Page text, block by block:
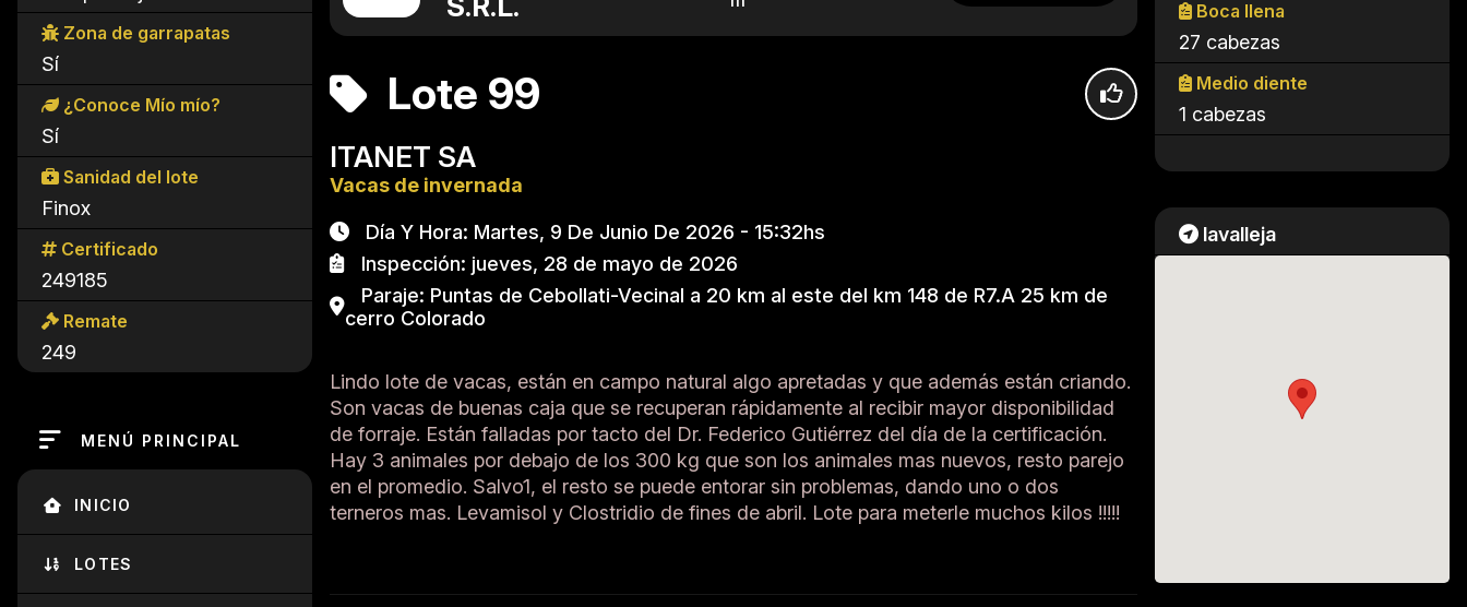
Zona de garrapatas
Sí
¿Conoce Mío mío?
Sí
Sanidad del lote
Finox
Certificado
249185
Remate
249
MENÚ PRINCIPAL
INICIO
LOTES
Boca llena
27 cabezas
Medio diente
1 cabezas
lavalleja
Lote 99
ITANET SA
Vacas de invernada
Día Y Hora: Martes, 9 De Junio De 2026 - 15:32hs
Inspección: jueves, 28 de mayo de 2026
Paraje: Puntas de Cebollati-Vecinal a 20 km al este del km 148 de R7.A 25 km de
cerro Colorado
Lindo lote de vacas, están en campo natural algo apretadas y que además están criando.
Son vacas de buenas caja que se recuperan rápidamente al recibir mayor disponibilidad
de forraje. Están falladas por tacto del Dr. Federico Gutiérrez del día de la certificación.
Hay 3 animales por debajo de los 300 kg que son los animales mas nuevos, resto parejo
en el promedio. Salvo1, el resto se puede entorar sin problemas, dando uno o dos
terneros mas. Levamisol y Clostridio de fines de abril. Lote para meterle muchos kilos !!!!!